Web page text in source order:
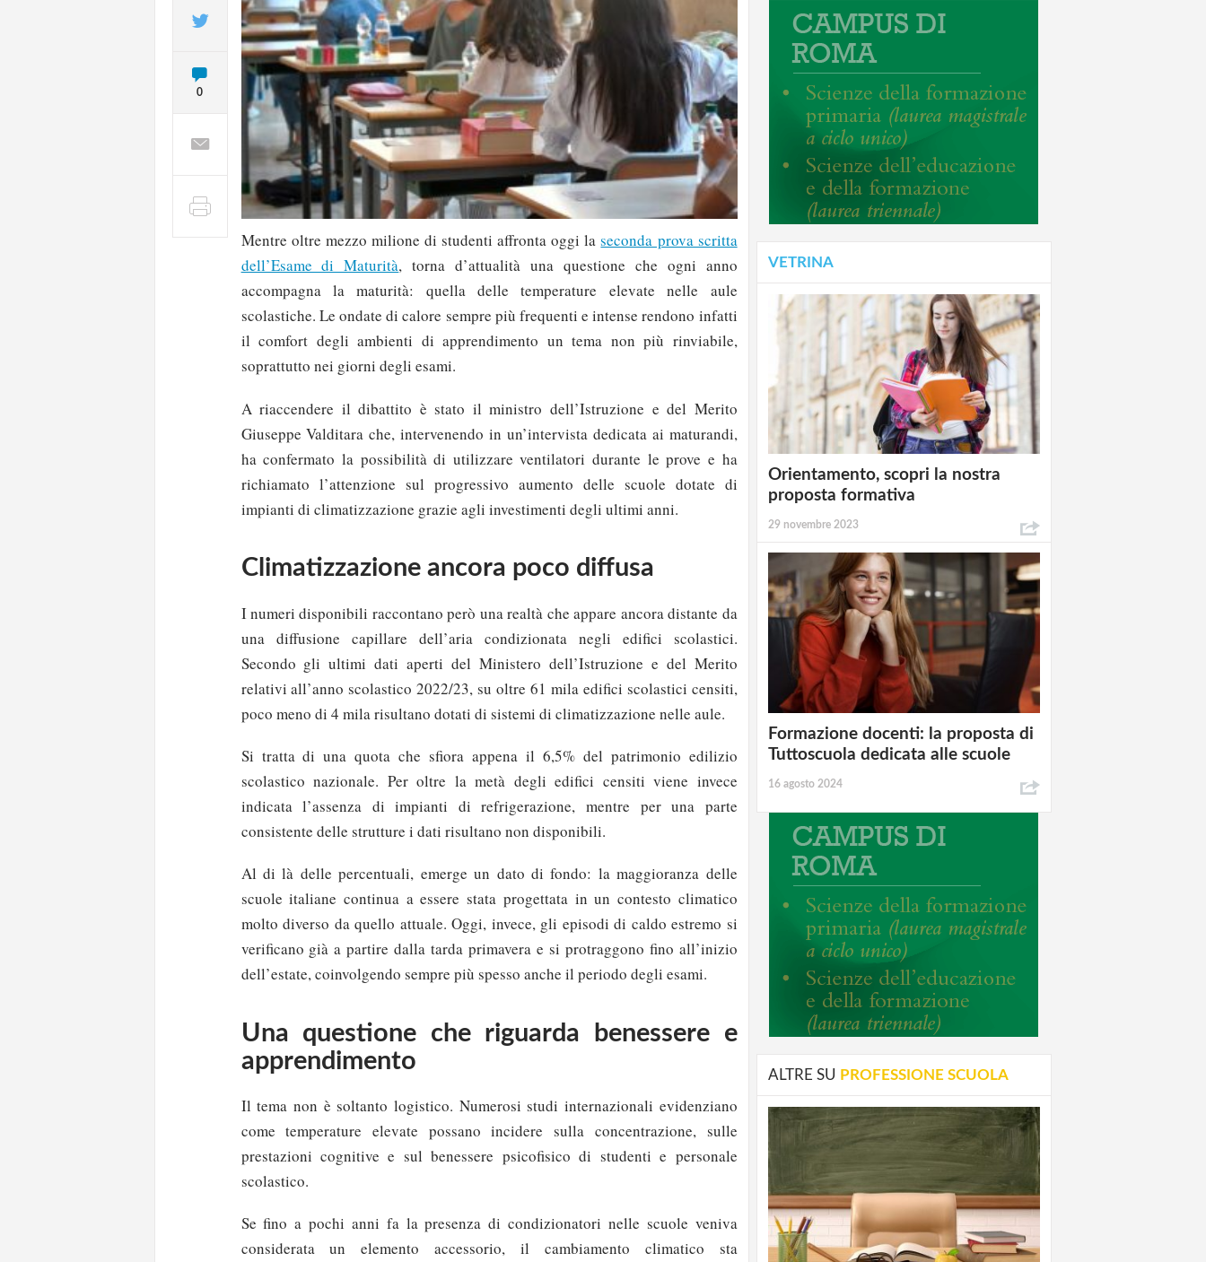
0
Mentre oltre mezzo milione di studenti affronta oggi laseconda prova scritta
dell’Esame di Maturità, torna d’attualità una questione che ogni anno
accompagna la maturità: quella delle temperature elevate nelle aule
scolastiche. Le ondate di calore sempre più frequenti e intense rendono infatti
il comfort degli ambienti di apprendimento un tema non più rinviabile,
soprattutto nei giorni degli esami.
A riaccendere il dibattito è stato il ministro dell’Istruzione e del Merito
Giuseppe Valditara che, intervenendo in un’intervista dedicata ai maturandi,
ha confermato la possibilità di utilizzare ventilatori durante le prove e ha
richiamato l’attenzione sul progressivo aumento delle scuole dotate di
impianti di climatizzazione grazie agli investimenti degli ultimi anni.
Climatizzazione ancora poco diffusa
I numeri disponibili raccontano però una realtà che appare ancora distante da
una diffusione capillare dell’aria condizionata negli edifici scolastici.
Secondo gli ultimi dati aperti del Ministero dell’Istruzione e del Merito
relativi all’anno scolastico 2022/23, su oltre 61 mila edifici scolastici censiti,
poco meno di 4 mila risultano dotati di sistemi di climatizzazione nelle aule.
Si tratta di una quota che sfiora appena il 6,5% del patrimonio edilizio
scolastico nazionale. Per oltre la metà degli edifici censiti viene invece
indicata l’assenza di impianti di refrigerazione, mentre per una parte
consistente delle strutture i dati risultano non disponibili.
Al di là delle percentuali, emerge un dato di fondo: la maggioranza delle
scuole italiane continua a essere stata progettata in un contesto climatico
molto diverso da quello attuale. Oggi, invece, gli episodi di caldo estremo si
verificano già a partire dalla tarda primavera e si protraggono fino all’inizio
dell’estate, coinvolgendo sempre più spesso anche il periodo degli esami.
Una questione che riguarda benessere e
apprendimento
Il tema non è soltanto logistico. Numerosi studi internazionali evidenziano
come temperature elevate possano incidere sulla concentrazione, sulle
prestazioni cognitive e sul benessere psicofisico di studenti e personale
scolastico.
Se fino a pochi anni fa la presenza di condizionatori nelle scuole veniva
considerata un elemento accessorio, il cambiamento climatico sta
VETRINA
Orientamento, scopri la nostra
proposta formativa
29 novembre 2023
Formazione docenti: la proposta di
Tuttoscuola dedicata alle scuole
16 agosto 2024
ALTRE SU PROFESSIONE SCUOLA